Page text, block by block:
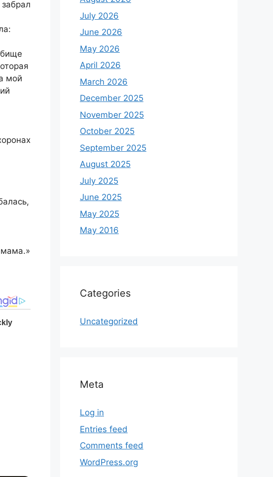
мой
мама.»
July 2026
June 2026
May 2026
April 2026
March 2026
December 2025
November 2025
October 2025
September 2025
August 2025
July 2025
June 2025
May 2025
May 2016
Categories
Uncategorized
Meta
Log in
Entries feed
Comments feed
WordPress.org